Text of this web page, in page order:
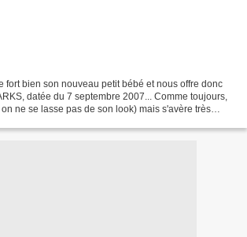
fort bien son nouveau petit bébé et nous offre donc
datée du 7 septembre 2007... Comme toujours,
ne se lasse pas de son look) mais s'avère très